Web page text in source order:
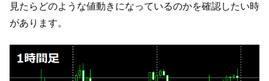
見たらどのような値動きになっているのかを確認したい時
があります。